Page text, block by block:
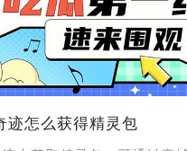
迹怎么获得精灵包